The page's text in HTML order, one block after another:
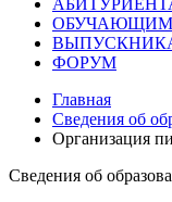
ФОРУМ
Главная
Сведения об
Организация
Сведения об